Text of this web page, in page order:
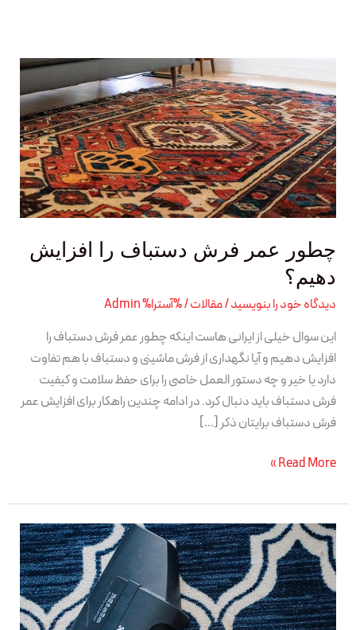
چطور عمر فرش دستباف را افزایش
دهیم؟
دیدگاه‌ خود را بنویسید/مقالات/ %آسترا%Admin
این سوال خیلی از ایرانی هاست اینکه چطور عمر فرش دستباف را
افزایش دهیم و آیا نگهداری از فرش ماشینی و دستباف با هم تفاوت
دارد یا خیر و چه دستور العمل خاصی را برای حفظ سلامت و کیفیت
فرش دستباف باید دنبال کرد. در ادامه چندین راهکار برای افزایش عمر
فرش دستباف برایتان ذکر […]
عمر
فرش
دستباف
را
افزایش
دهیم؟
Read More »
آیا
استفاده
از
جارو
برقی